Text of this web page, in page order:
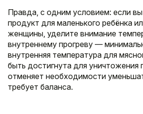
Правда, с одним условием: если вы
продукт для маленького ребёнка
женщины, уделите внимание
внутреннему прогреву —
внутренняя температура для
быть достигнута для уничтожения
отменяет необходимости
требует баланса.